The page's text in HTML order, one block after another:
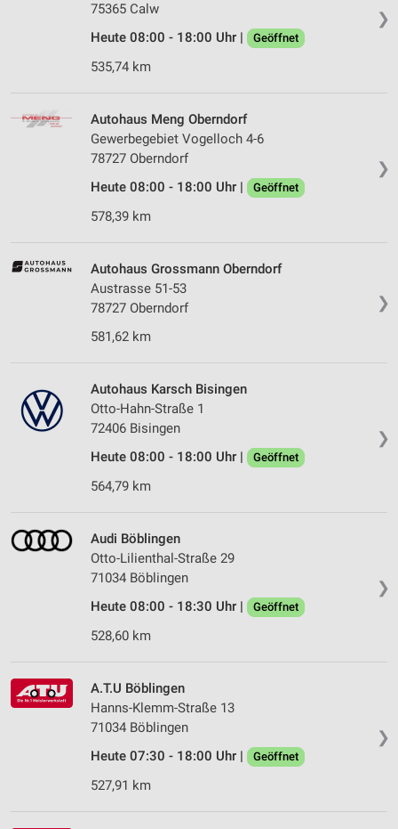
❯
75365 Calw
Heute 08:00 - 18:00 Uhr |
Geöffnet
535,74 km
❯
Autohaus Meng Oberndorf
Gewerbegebiet Vogelloch 4-6
78727 Oberndorf
Heute 08:00 - 18:00 Uhr |
Geöffnet
578,39 km
❯
Autohaus Grossmann Oberndorf
Austrasse 51-53
78727 Oberndorf
581,62 km
❯
Autohaus Karsch Bisingen
Otto-Hahn-Straße 1
72406 Bisingen
Heute 08:00 - 18:00 Uhr |
Geöffnet
564,79 km
❯
Audi Böblingen
Otto-Lilienthal-Straße 29
71034 Böblingen
Heute 08:00 - 18:30 Uhr |
Geöffnet
528,60 km
❯
A.T.U Böblingen
Hanns-Klemm-Straße 13
71034 Böblingen
Heute 07:30 - 18:00 Uhr |
Geöffnet
527,91 km